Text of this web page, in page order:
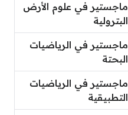
ماجستير في علوم الأرض
البترولية
ماجستير في الرياضيات
البحتة
ماجستير في الرياضيات
التطبيقية